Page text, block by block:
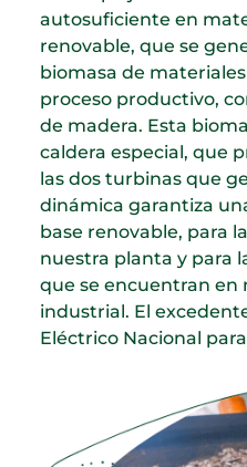
autosuficiente en
renovable, que se
biomasa de
proceso productivo,
de madera. Esta
caldera especial, que
las dos turbinas que
dinámica garantiza
base renovable, para
nuestra planta y para
que se encuentran en
industrial. El
Eléctrico Nacional